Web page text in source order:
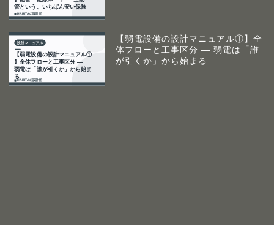
【弱電設備の設計マニュアル①】全
体フローと工事区分 ― 弱電は「誰
が引くか」から始まる